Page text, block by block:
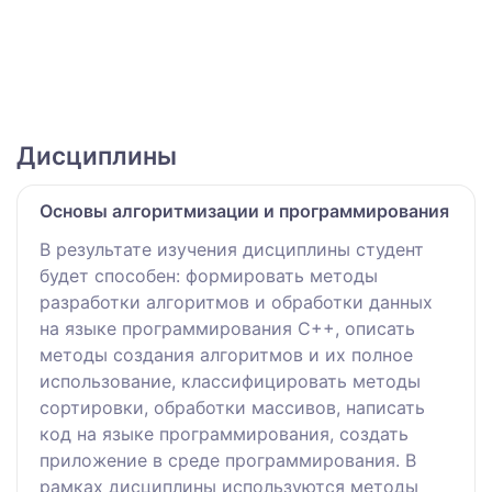
Дисциплины
Основы алгоритмизации и программирования
В результате изучения дисциплины студент
будет способен: формировать методы
разработки алгоритмов и обработки данных
на языке программирования С++, описать
методы создания алгоритмов и их полное
использование, классифицировать методы
сортировки, обработки массивов, написать
код на языке программирования, создать
приложение в среде программирования. В
рамках дисциплины используются методы